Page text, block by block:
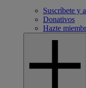
Suscríbete y
Donativos
Hazte